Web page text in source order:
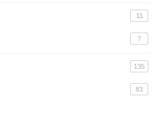
11
7
135
83